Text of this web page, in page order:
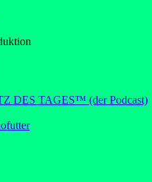
DES TAGES™ (der Podcast)